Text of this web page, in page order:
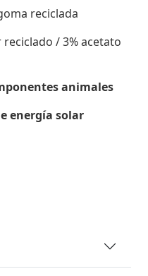
reciclada
/ 3% acetato
animales
energía solar